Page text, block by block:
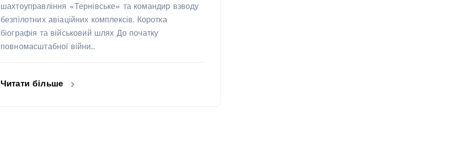
шахтоуправління «Тернівське» та командир взводу
безпілотних авіаційних комплексів. Коротка
біографія та військовий шлях До початку
повномасштабної війни…
Читати більше